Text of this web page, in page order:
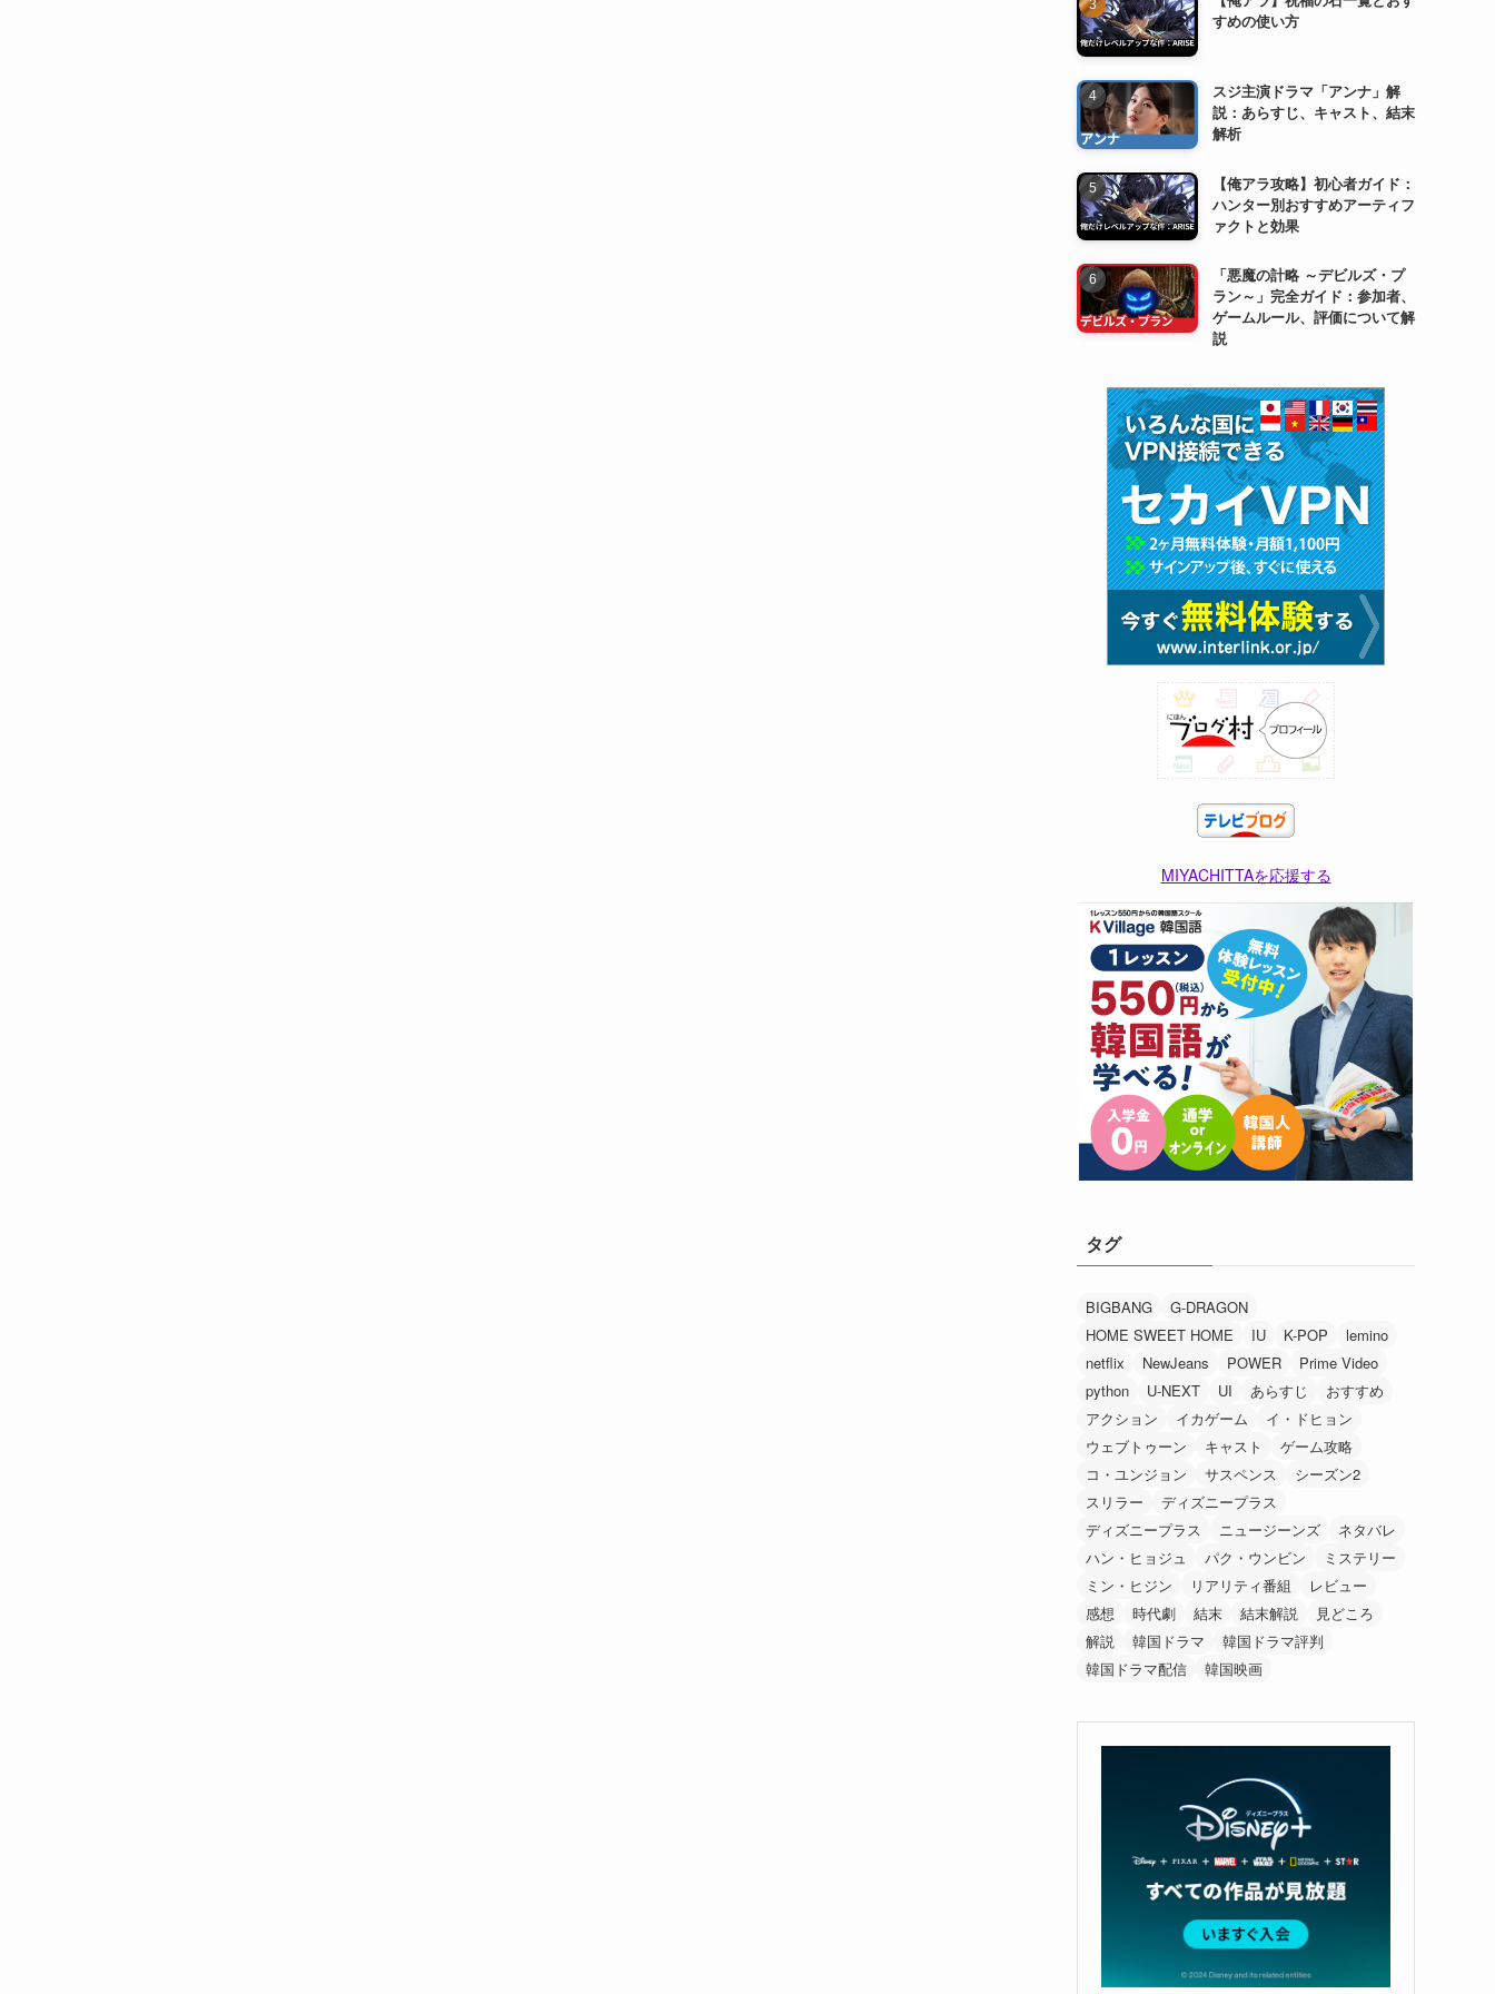
すめの使い方
スジ主演ドラマ「アンナ」解
説：あらすじ、キャスト、結末
解析
【俺アラ攻略】初心者ガイド：
ハンター別おすすめアーティフ
ァクトと効果
「悪魔の計略 ～デビルズ・プ
ラン～」完全ガイド：参加者、
ゲームルール、評価について解
説
MIYACHITTAを応援する
タグ
BIGBANG
G-DRAGON
HOME SWEET HOME
IU K-POP
lemino
netflix
NewJeans POWER
Prime Video
python
U-NEXT UI あらすじ
おすすめ
アクション
イカゲーム
イ・ドヒョン
ウェブトゥーン
キャスト
ゲーム攻略
コ・ユンジョン
サスペンス
シーズン2
スリラー
ディズニープラス
ディズニープラス
ニュージーンズ
ネタバレ
ハン・ヒョジュ
パク・ウンビン
ミステリー
ミン・ヒジン
リアリティ番組
レビュー
感想
時代劇 結末 結末解説
見どころ
解説
韓国ドラマ
韓国ドラマ評判
韓国ドラマ配信
韓国映画